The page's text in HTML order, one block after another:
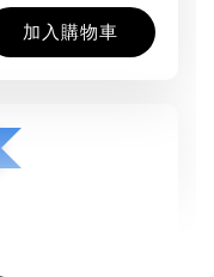
加入購物車